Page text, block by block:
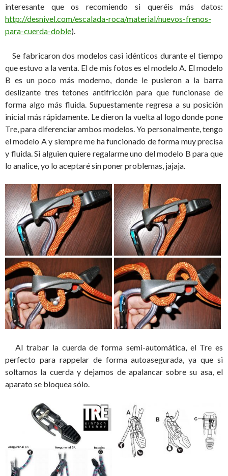
interesante que os recomiendo si queréis más datos:
http://desnivel.com/escalada-roca/material/nuevos-frenos-
para-cuerda-doble).
Se fabricaron dos modelos casi idénticos durante el tiempo
que estuvo a la venta. El de mis fotos es el modelo A. El modelo
B es un poco más moderno, donde le pusieron a la barra
deslizante tres tetones antifricción para que funcionase de
forma algo más fluida. Supuestamente regresa a su posición
inicial más rápidamente. Le dieron la vuelta al logo donde pone
Tre, para diferenciar ambos modelos. Yo personalmente, tengo
el modelo A y siempre me ha funcionado de forma muy precisa
y fluida. Si alguien quiere regalarme uno del modelo B para que
lo analice, yo lo aceptaré sin poner problemas, jajaja.
Al trabar la cuerda de forma semi-automática, el Tre es
perfecto para rappelar de forma autoasegurada, ya que si
soltamos la cuerda y dejamos de apalancar sobre su asa, el
aparato se bloquea sólo.